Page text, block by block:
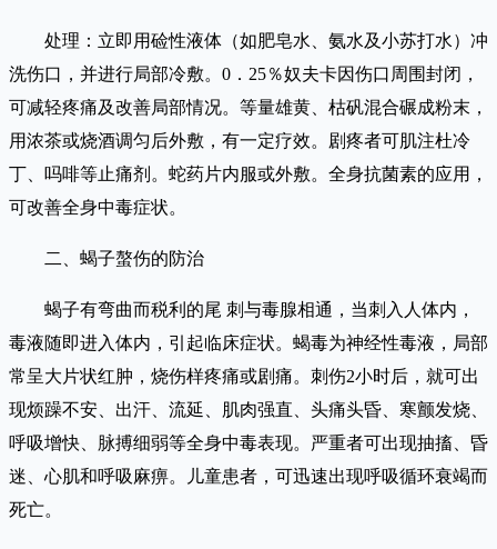
处理：立即用硷性液体（如肥皂水、氨水及小苏打水）冲
洗伤口，并进行局部冷敷。0．25％奴夫卡因伤口周围封闭，
可减轻疼痛及改善局部情况。等量雄黄、枯矾混合碾成粉末，
用浓茶或烧酒调匀后外敷，有一定疗效。剧疼者可肌注杜冷
丁、吗啡等止痛剂。蛇药片内服或外敷。全身抗菌素的应用，
可改善全身中毒症状。
二、蝎子螯伤的防治
蝎子有弯曲而税利的尾 刺与毒腺相通，当刺入人体内，
毒液随即进入体内，引起临床症状。蝎毒为神经性毒液，局部
常呈大片状红肿，烧伤样疼痛或剧痛。刺伤2小时后，就可出
现烦躁不安、出汗、流延、肌肉强直、头痛头昏、寒颤发烧、
呼吸增快、脉搏细弱等全身中毒表现。严重者可出现抽搐、昏
迷、心肌和呼吸麻痹。儿童患者，可迅速出现呼吸循环衰竭而
死亡。